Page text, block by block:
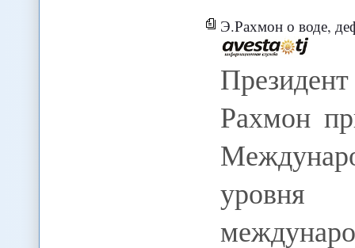
Э.Рахмон о воде,
Рахмон
уровня